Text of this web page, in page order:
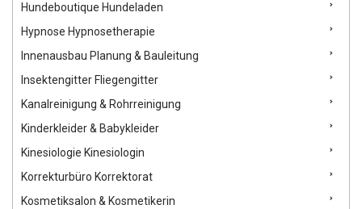
Hundeboutique Hundeladen
Hypnose Hypnosetherapie
Innenausbau Planung & Bauleitung
Insektengitter Fliegengitter
Kanalreinigung & Rohrreinigung
Kinderkleider & Babykleider
Kinesiologie Kinesiologin
Korrekturbüro Korrektorat
Kosmetiksalon & Kosmetikerin